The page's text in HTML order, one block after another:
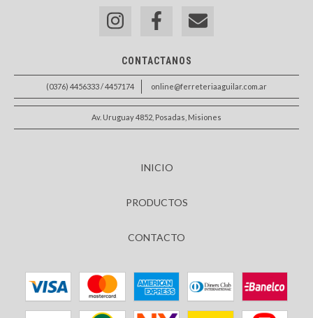
CONTACTANOS
(0376) 4456333 / 4457174 online@ferreteriaaguilar.com.ar
Av. Uruguay 4852, Posadas, Misiones
INICIO
PRODUCTOS
CONTACTO